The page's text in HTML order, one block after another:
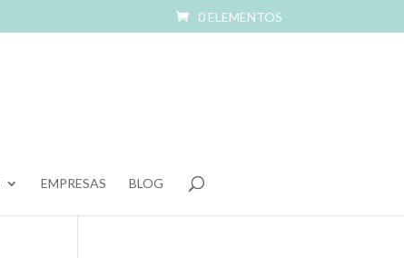
0 ELEMENTOS
EMPRESAS BLOG